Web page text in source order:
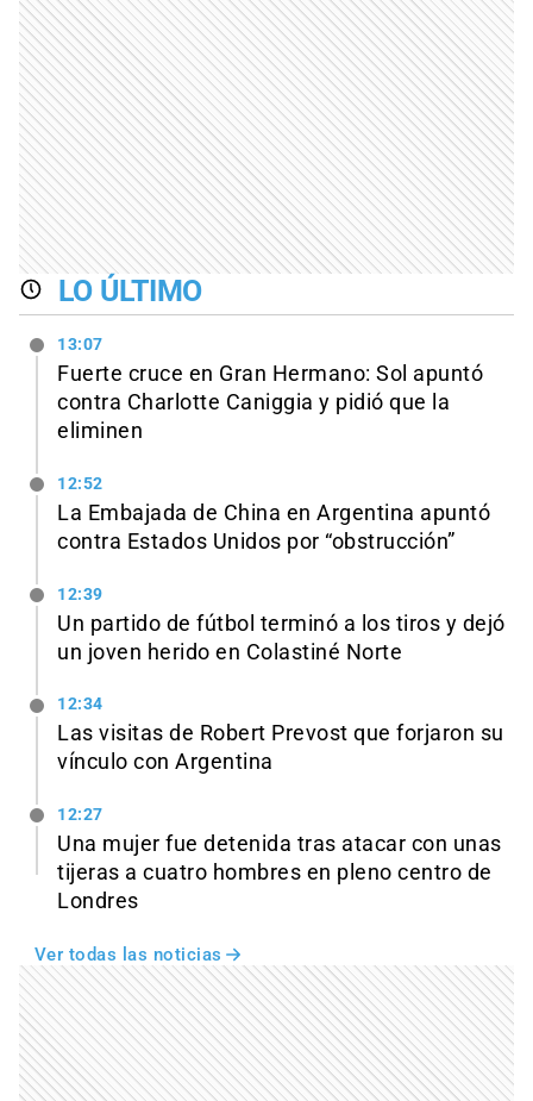
LO ÚLTIMO
13:07
Fuerte cruce en Gran Hermano: Sol apuntó
contra Charlotte Caniggia y pidió que la
eliminen
12:52
La Embajada de China en Argentina apuntó
contra Estados Unidos por “obstrucción”
12:39
Un partido de fútbol terminó a los tiros y dejó
un joven herido en Colastiné Norte
12:34
Las visitas de Robert Prevost que forjaron su
vínculo con Argentina
12:27
Una mujer fue detenida tras atacar con unas
tijeras a cuatro hombres en pleno centro de
Londres
Ver todas las noticias